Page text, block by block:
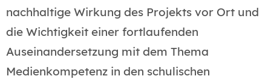
nachhaltige Wirkung des Projekts vor Ort und
die Wichtigkeit einer fortlaufenden
Auseinandersetzung mit dem Thema
Medienkompetenz in den schulischen